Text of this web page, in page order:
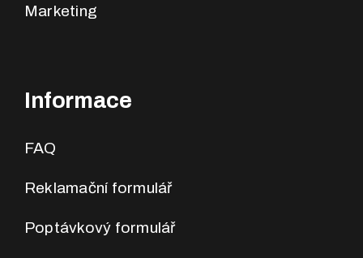
Marketing
Informace
FAQ
Reklamační formulář
Poptávkový formulář